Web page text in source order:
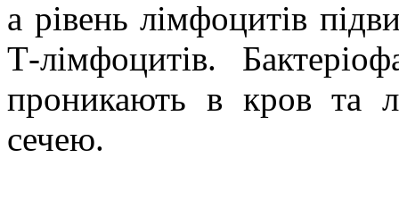
а рівень лімфоцитів
Т-лімфоцитів.
проникають в кров та
сечею.